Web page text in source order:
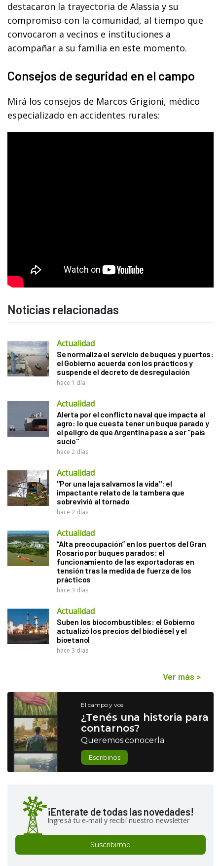
destacaron la trayectoria de Alassia y su
compromiso con la comunidad, al tiempo que
convocaron a vecinos e instituciones a
acompañar a su familia en este momento.
Consejos de seguridad en el campo
Mirá los consejos de Marcos Grigioni, médico
especializado en accidentes rurales:
Noticias relacionadas
Actualidad
Se normaliza el servicio de buques y puertos:
el Gobierno acuerda con los prácticos y
suspende el decreto de desregulación
hace 1 día
Actualidad
Alerta por el conflicto naval que impacta al
agro: lo que cuesta tener un buque parado y
el peligro de que Argentina pase a ser "país
sucio"
hace 2 días
Actualidad
"Por una laja salvamos la vida": el
impactante relato de la tambera que
sobrevivió al tornado
hace 2 días
Actualidad
“Alta preocupación” en los puertos del Gran
Rosario por buques parados: el
funcionamiento de las exportadoras en
tensión tras la medida de fuerza de los
prácticos
hace 3 días
Actualidad
Suben los biocombustibles: el Gobierno
actualizó los precios del biodiésel y el
bioetanol
hace 3 días
Ver más >
El campo y vos
¿Tenés una historia para
contarnos?
Queremos conocerla
Escribinos
¡Enterate de todas las novedades!
Ingresá tu e-mail y recibí nuestro newsletter
Suscribirme